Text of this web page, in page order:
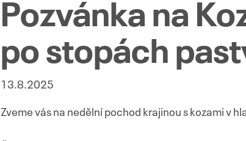
Pozvánka na
po stopách
13.8.2025
Zveme vás na nedělní pochod krajinou s kozami v